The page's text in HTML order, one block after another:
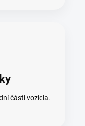
části vozidla.